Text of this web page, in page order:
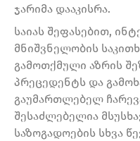
ჯარიმა დააკისრა.
საიას შეფასებით,
მნიშვნელობის
გამოთქმული აზრის
პრეცედენტს და
გაუმართლებელ
შესაძლებელია
საზოგადოების სხვა